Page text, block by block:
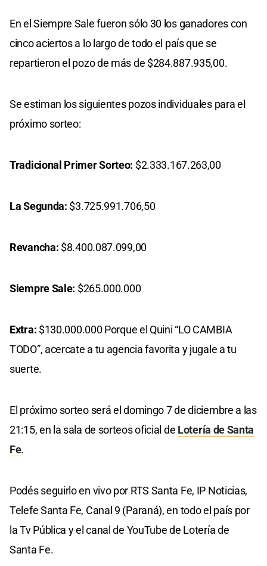
En el Siempre Sale fueron sólo 30 los ganadores con
cinco aciertos a lo largo de todo el país que se
repartieron el pozo de más de $284.887.935,00.
Se estiman los siguientes pozos individuales para el
próximo sorteo:
Tradicional Primer Sorteo: $2.333.167.263,00
La Segunda: $3.725.991.706,50
Revancha: $8.400.087.099,00
Siempre Sale: $265.000.000
Extra: $130.000.000 Porque el Quini “LO CAMBIA
TODO”, acercate a tu agencia favorita y jugale a tu
suerte.
El próximo sorteo será el domingo 7 de diciembre a las
21:15, en la sala de sorteos oficial de Lotería de Santa
Fe.
Podés seguirlo en vivo por RTS Santa Fe, IP Noticias,
Telefe Santa Fe, Canal 9 (Paraná), en todo el país por
la Tv Pública y el canal de YouTube de Lotería de
Santa Fe.